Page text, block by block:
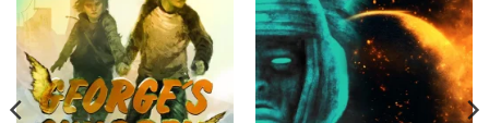
Añadir
a la
lista de
deseos
Añadir
a la
lista de
deseos